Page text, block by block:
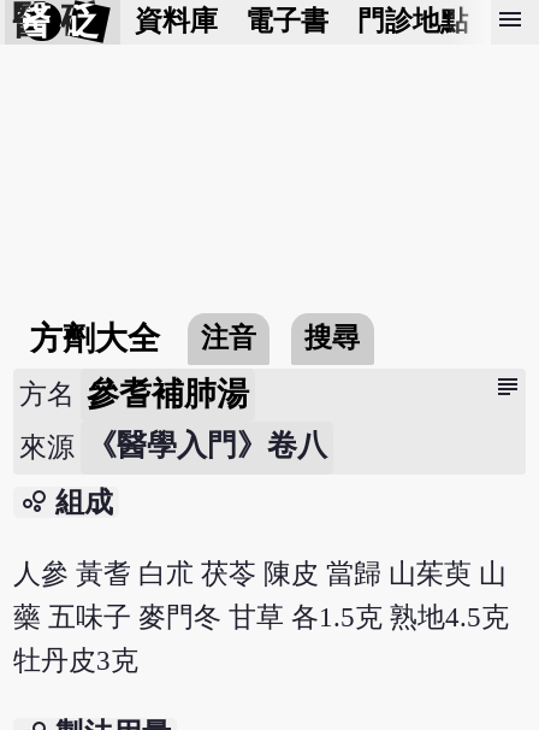
醫 砭 資料庫 電子書 門診地點 預
menu
方劑大全 注音 搜尋
subject
方名 參耆補肺湯
來源 《醫學入門》卷八
bubble_chart 組成
人參 黃耆 白朮 茯苓 陳皮 當歸 山茱萸 山
藥 五味子 麥門冬 甘草 各1.5克 熟地4.5克
牡丹皮3克